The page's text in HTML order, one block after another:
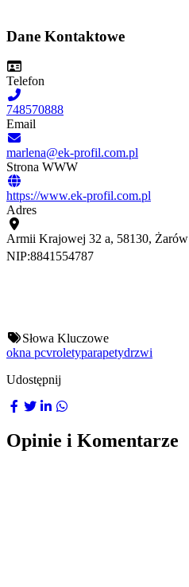
Dane Kontaktowe
Telefon
748570888
Email
marlena@ek-profil.com.pl
Strona WWW
https://www.ek-profil.com.pl
Adres
Armii Krajowej 32 a, 58130, Żarów
NIP:8841554787
Słowa Kluczowe
okna pcvroletyparapetydrzwi
Udostępnij
Opinie i Komentarze